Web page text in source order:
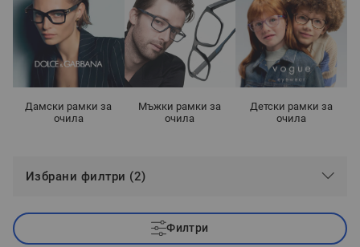
Дамски рамки за
очила
Мъжки рамки за
очила
Детски рамки за
очила
Избрани филтри (2)
Филтри